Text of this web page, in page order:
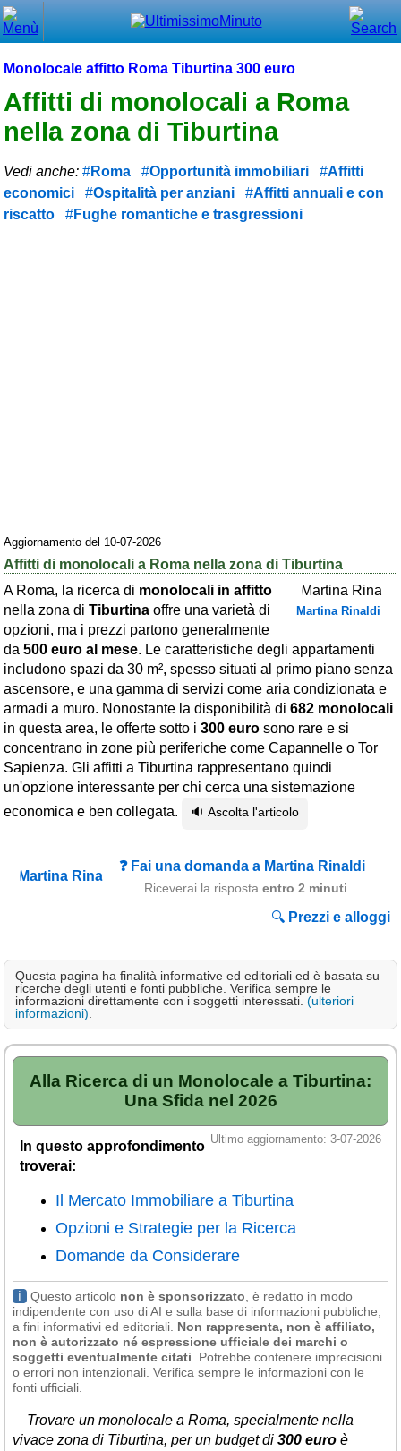
Monolocale affitto Roma Tiburtina 300 euro
Affitti di monolocali a Roma
nella zona di Tiburtina
Vedi anche: Roma Opportunità immobiliari
Affitti
economici
Ospitalità per anziani
Affitti annuali e con
riscatto
Fughe romantiche e trasgressioni
Aggiornamento del 10-07-2026
Affitti di monolocali a Roma nella zona di Tiburtina
Martina Rinaldi
A Roma, la ricerca di monolocali in affitto
nella zona di Tiburtina offre una varietà di
opzioni, ma i prezzi partono generalmente
da 500 euro al mese. Le caratteristiche degli appartamenti
includono spazi da 30 m², spesso situati al primo piano senza
ascensore, e una gamma di servizi come aria condizionata e
armadi a muro. Nonostante la disponibilità di 682 monolocali
in questa area, le offerte sotto i 300 euro sono rare e si
concentrano in zone più periferiche come Capannelle o Tor
Sapienza. Gli affitti a Tiburtina rappresentano quindi
un'opzione interessante per chi cerca una sistemazione
economica e ben collegata.
🔉 Ascolta l'articolo
❓ Fai una domanda a Martina Rinaldi
Riceverai la risposta entro 2 minuti
🔍 Prezzi e alloggi
Questa pagina ha finalità informative ed editoriali ed è basata su
ricerche degli utenti e fonti pubbliche. Verifica sempre le
informazioni direttamente con i soggetti interessati. (ulteriori
informazioni)
Alla Ricerca di un Monolocale a Tiburtina:
Una Sfida nel 2026
Ultimo aggiornamento: 3-07-2026
In questo approfondimento
troverai:
Il Mercato Immobiliare a Tiburtina
Opzioni e Strategie per la Ricerca
Domande da Considerare
ℹ Questo articolo non è sponsorizzato , è redatto in modo
indipendente con uso di AI e sulla base di informazioni pubbliche,
a fini informativi ed editoriali. Non rappresenta, non è affiliato,
non è autorizzato né espressione ufficiale dei marchi o
soggetti eventualmente citati . Potrebbe contenere imprecisioni
o errori non intenzionali. Verifica sempre le informazioni con le
fonti ufficiali.
Trovare un monolocale a Roma, specialmente nella
vivace zona di Tiburtina, per un budget di 300 euro è
Menù principale
⌂ Home
🕐 Last Minute
🕐 First Minute
🔍 Cerca
➕ Segnala evento
Area riservata
Chi siamo
Ambienti
≋ Mare
🗻 Montagna
Laghi
Isole
Campagna
Sci
Abruzzo(214)
Basilicata(63)
Calabria(331)
Campania (363)
Emilia - Romagna(228)
Friuli - Venezia Giulia
(39)
Lombardia (178)
Marche(244)
Molise(38)
Piemonte(117)
Puglia (786)
Sicilia (821)